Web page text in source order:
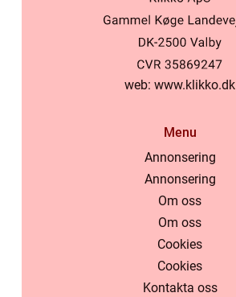
web: www.klikko.dk
Menu
Annonsering
Annonsering
Om oss
Om oss
Cookies
Cookies
Kontakta oss